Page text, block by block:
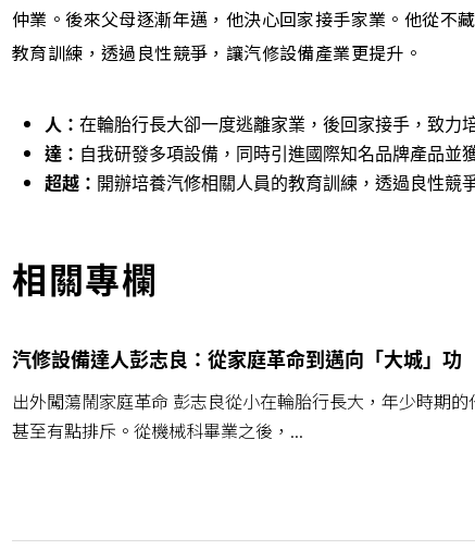
仲業。後來父母逐漸年邁，他決心回家接手家業。他從不
教育訓練，透過良性競爭，讓汽修設備產業更提升。
人： 在輪胎行長大卻一度逃離家業，後回家接手，致力
達： 自我研發多項設備，同時引進國際知名品牌產品並
超越： 開辦培養汽修相關人員的教育訓練，透過良性競
相關專欄
汽修設備達人彭志良：從家庭革命到邁向「大城」功
出外闖蕩鬧家庭革命 彭志良從小在輪胎行長大，年少時期
甚至有點排斥。從機械科畢業之後，...